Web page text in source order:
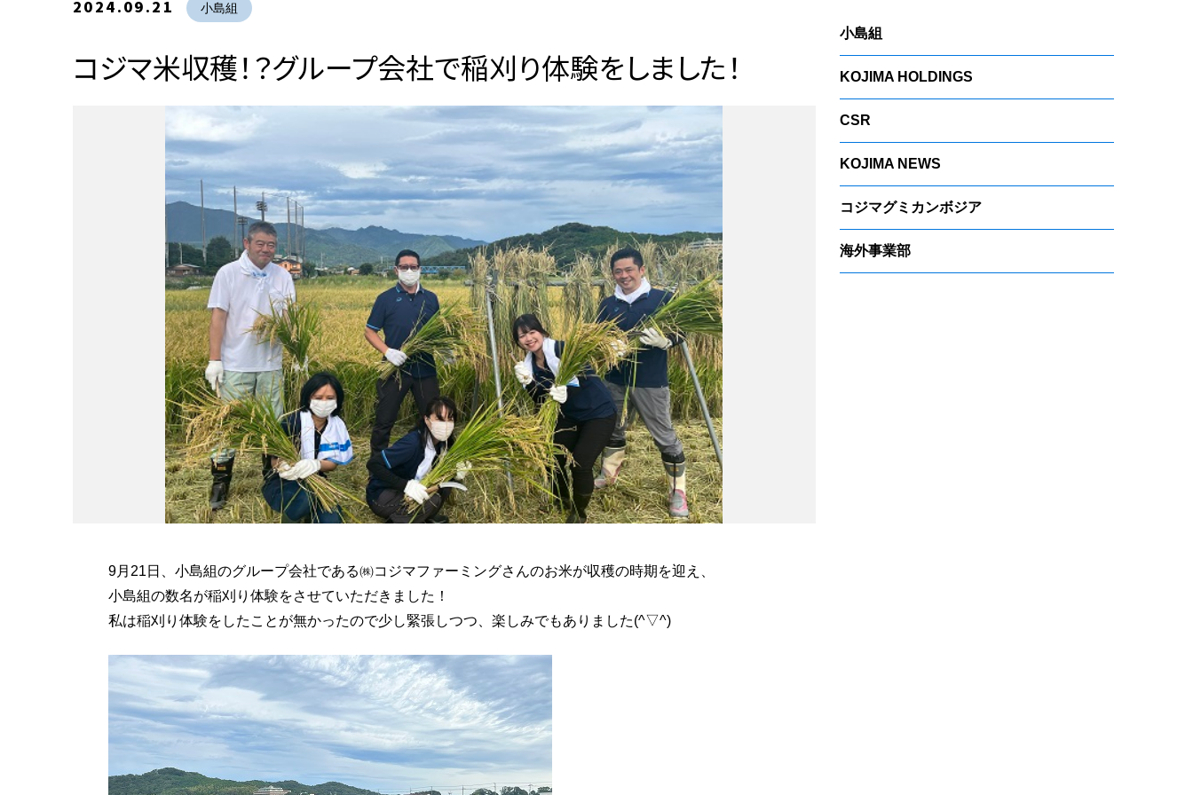
2024.09.21 小島組
コジマ米収穫！？グループ会社で稲刈り体験をしました！
9月21日、小島組のグループ会社である㈱コジマファーミングさんのお米が収穫の時期を迎え、
小島組の数名が稲刈り体験をさせていただきました！
私は稲刈り体験をしたことが無かったので少し緊張しつつ、楽しみでもありました(^▽^)
小島組
KOJIMA HOLDINGS
CSR
KOJIMA NEWS
コジマグミカンボジア
海外事業部